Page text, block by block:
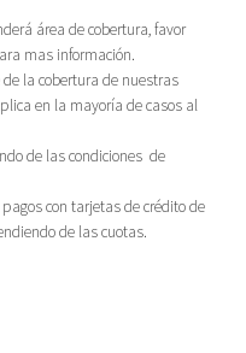
área de cobertura, favor
mas información.
la cobertura de nuestras
en la mayoría de casos al
de las condiciones de
con tarjetas de crédito de
de las cuotas.